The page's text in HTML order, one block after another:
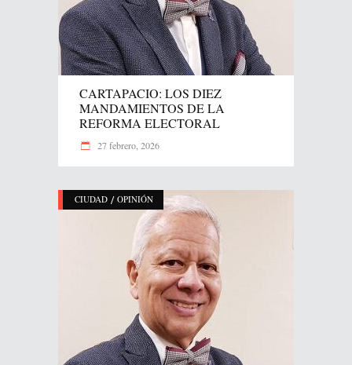
CARTAPACIO: LOS DIEZ
MANDAMIENTOS DE LA
REFORMA ELECTORAL
27 febrero, 2026
CIUDAD / OPINIÓN